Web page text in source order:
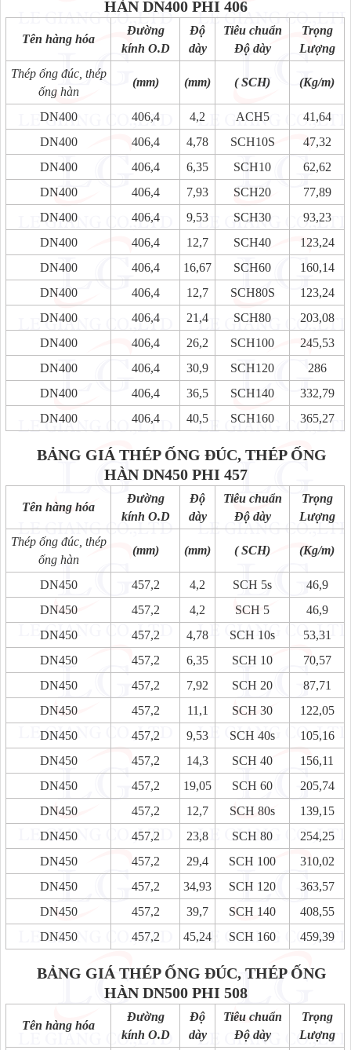
HÀNDN400 PHI 406
Tên hàng hóa
Đường
kính O.D
Độ
dày
Tiêu chuẩn
Độ dày
Trọng
Lượng
Thép ống đúc, thép
ống hàn
(mm) (mm) ( SCH) (Kg/m)
DN400 406,4 4,2 ACH5
41,64
DN400
406,4 4,78 SCH10S
47,32
DN400
406,4 6,35 SCH10
62,62
DN400
406,4 7,93 SCH20
77,89
DN400
406,4 9,53 SCH30
93,23
DN400
406,4 12,7 SCH40
123,24
DN400
406,4 16,67 SCH60
160,14
DN400
406,4 12,7 SCH80S
123,24
DN400
406,4 21,4 SCH80
203,08
DN400
406,4 26,2 SCH100
245,53
DN400
406,4 30,9 SCH120
286
DN400
406,4 36,5 SCH140
332,79
DN400
406,4 40,5 SCH160 365,27
BẢNG GIÁ THÉP ỐNG ĐÚC, THÉP ỐNG
HÀNDN450 PHI 457
Tên hàng hóa
Đường
kính O.D
Độ
dày
Tiêu chuẩn
Độ dày
Trọng
Lượng
Thép ống đúc, thép
ống hàn
(mm) (mm) ( SCH) (Kg/m)
DN450 457,2 4,2 SCH 5s
46,9
DN450
457,2 4,2 SCH 5
46,9
DN450
457,2 4,78 SCH 10s
53,31
DN450
457,2 6,35 SCH 10
70,57
DN450
457,2 7,92 SCH 20
87,71
DN450
457,2 11,1 SCH 30
122,05
DN450
457,2 9,53 SCH 40s
105,16
DN450
457,2 14,3 SCH 40
156,11
DN450
457,2 19,05 SCH 60
205,74
DN450
457,2 12,7 SCH 80s
139,15
DN450
457,2 23,8 SCH 80
254,25
DN450
457,2 29,4 SCH 100
310,02
DN450
457,2 34,93 SCH 120
363,57
DN450
457,2 39,7 SCH 140
408,55
DN450
457,2 45,24 SCH 160 459,39
BẢNG GIÁ THÉP ỐNG ĐÚC, THÉP ỐNG
HÀNDN500 PHI 508
Tên hàng hóa
Đường
kính O.D
Độ
dày
Tiêu chuẩn
Độ dày
Trọng
Lượng